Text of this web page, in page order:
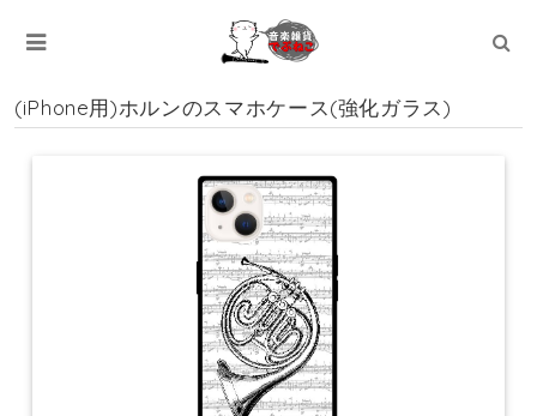
(iPhone用)ホルンのスマホケース(強化ガラス)